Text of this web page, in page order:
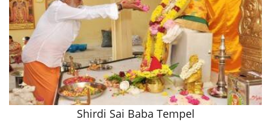
Shirdi Sai Baba Tempel